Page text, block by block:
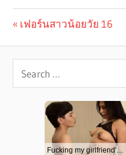
navigation
Previous
เฟอร์นสาวน้อยวัย 16